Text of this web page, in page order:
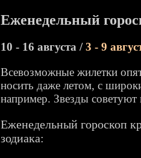
Еженедельный
10 - 16 августа /3 - 9
Всевозможные жилетки
носить даже летом, с
например. Звезды советуют
Еженедельный гороскоп
зодиака: